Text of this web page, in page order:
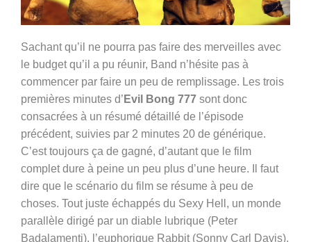
Sachant qu’il ne pourra pas faire des merveilles avec
le budget qu’il a pu réunir, Band n’hésite pas à
commencer par faire un peu de remplissage. Les trois
premières minutes d’ Evil Bong 777 sont donc
consacrées à un résumé détaillé de l’épisode
précédent, suivies par 2 minutes 20 de générique.
C’est toujours ça de gagné, d’autant que le film
complet dure à peine un peu plus d’une heure. Il faut
dire que le scénario du film se résume à peu de
choses. Tout juste échappés du Sexy Hell, un monde
parallèle dirigé par un diable lubrique (Peter
Badalamenti), l’euphorique Rabbit (Sonny Carl Davis),